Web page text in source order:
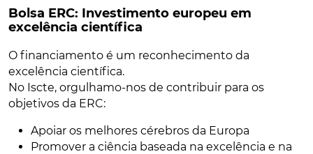
Bolsa ERC: Investimento europeu em
excelência científica
O financiamento é um reconhecimento da
excelência científica.
No Iscte, orgulhamo-nos de contribuir para os
objetivos da ERC:
Apoiar os melhores cérebros da Europa
Promover a ciência baseada na excelência e na